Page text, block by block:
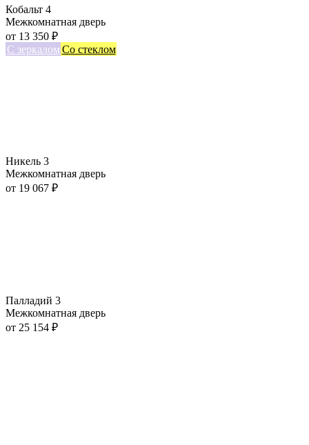
Кобальт 4
Межкомнатная дверь
от 13 350 ₽
С зеркалом Со стеклом
Никель 3
Межкомнатная дверь
от 19 067 ₽
Палладий 3
Межкомнатная дверь
от 25 154 ₽